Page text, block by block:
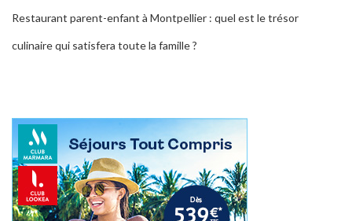
Restaurant parent-enfant à Montpellier : quel est le trésor
culinaire qui satisfera toute la famille ?